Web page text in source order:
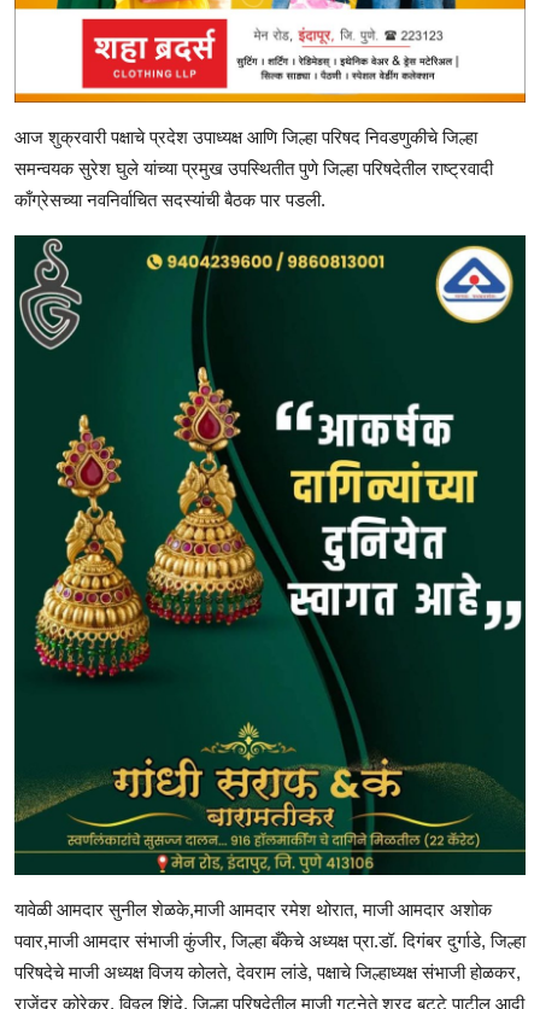
आज शुक्रवारी पक्षाचे प्रदेश उपाध्यक्ष आणि जिल्हा परिषद निवडणुकीचे जिल्हा
समन्वयक सुरेश घुले यांच्या प्रमुख उपस्थितीत पुणे जिल्हा परिषदेतील राष्ट्रवादी
काँग्रेसच्या नवनिर्वाचित सदस्यांची बैठक पार पडली.
यावेळी आमदार सुनील शेळके,माजी आमदार रमेश थोरात, माजी आमदार अशोक
पवार,माजी आमदार संभाजी कुंजीर, जिल्हा बँकेचे अध्यक्ष प्रा.डॉ. दिगंबर दुर्गाडे, जिल्हा
परिषदेचे माजी अध्यक्ष विजय कोलते, देवराम लांडे, पक्षाचे जिल्हाध्यक्ष संभाजी होळकर,
राजेंद्र कोरेकर, विठ्ठल शिंदे, जिल्हा परिषदेतील माजी गटनेते शरद बुट्टे पाटील आदी